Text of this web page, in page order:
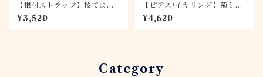
【根付ストラップ】桜てまり -
若桜-
¥3,520
【ピアス/イヤリング】菊 1.5c
mてまり 富士
¥4,620
Category